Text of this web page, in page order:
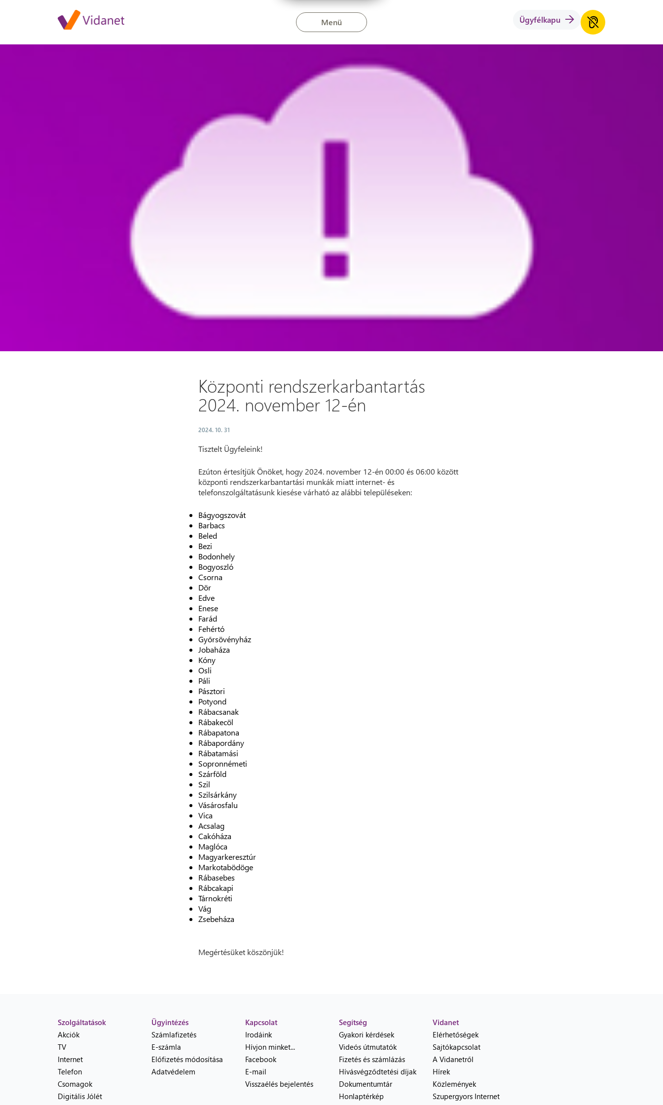
Menü Ügyfélkapu
Központi rendszerkarbantartás 2024. november 12-én
Központi rendszerkarbantartás
2024. november 12-én
2024. 10. 31
Tisztelt Ügyfeleink!
Ezúton értesítjük Önöket, hogy 2024. november 12-én 00:00 és 06:00 között
központi rendszerkarbantartási munkák miatt internet- és
telefonszolgáltatásunk kiesése várható az alábbi településeken:
Bágyogszovát
Barbacs
Beled
Bezi
Bodonhely
Bogyoszló
Csorna
Dör
Edve
Enese
Farád
Fehértó
Győrsövényház
Jobaháza
Kóny
Osli
Páli
Pásztori
Potyond
Rábacsanak
Rábakecöl
Rábapatona
Rábapordány
Rábatamási
Sopronnémeti
Szárföld
Szil
Szilsárkány
Vásárosfalu
Vica
Acsalag
Cakóháza
Maglóca
Magyarkeresztúr
Markotabödöge
Rábasebes
Rábcakapi
Tárnokréti
Vág
Zsebeháza
Megértésüket köszönjük!
Szolgáltatások
Akciók
TV
Internet
Telefon
Csomagok
Digitális Jólét
Ügyintézés
Számlafizetés
E-számla
Előfizetés módosítása
Adatvédelem
Kapcsolat
Irodáink
Hívjon minket...
Facebook
E-mail
Visszaélés bejelentés
Segítség
Gyakori kérdések
Videós útmutatók
Fizetés és számlázás
Hívásvégződtetési díjak
Dokumentumtár
Honlaptérkép
Vidanet
Elérhetőségek
Sajtókapcsolat
A Vidanetről
Hírek
Közlemények
Szupergyors Internet